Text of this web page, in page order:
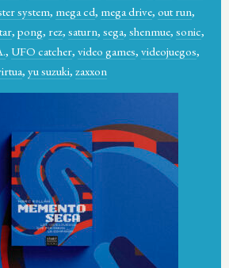
system, mega cd, mega drive, out run,
, pong, rez, saturn, sega, shenmue, sonic,
, UFO catcher, video games, videojuegos,
, yu suzuki, zaxxon